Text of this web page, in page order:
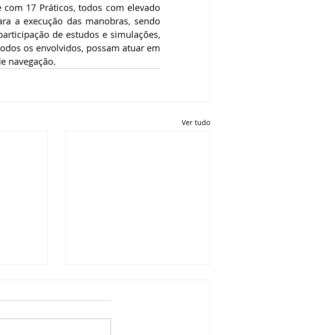
17 Práticos, todos com elevado
a execução das manobras, sendo
de estudos e simulações,
os envolvidos, possam atuar em
navegação.
Ver tudo